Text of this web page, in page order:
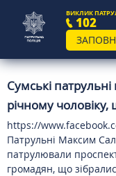
ВИКЛИК
102
Сумські
річному
https://
Патрульні Максим
патрулювали
громадян, що